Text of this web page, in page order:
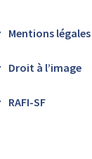
Mentions légales
Droit à l’image
RAFI-SF